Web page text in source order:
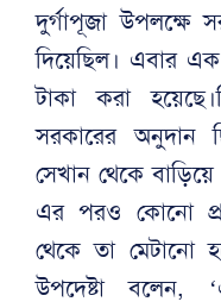
দুর্গাপূজা উপলক্ষে
দিয়েছিল। এবার
টাকা করা
সরকারের অনুদান
সেখান থেকে
এর পরও কোনো
থেকে তা মেটানো
উপদেষ্টা বলেন,